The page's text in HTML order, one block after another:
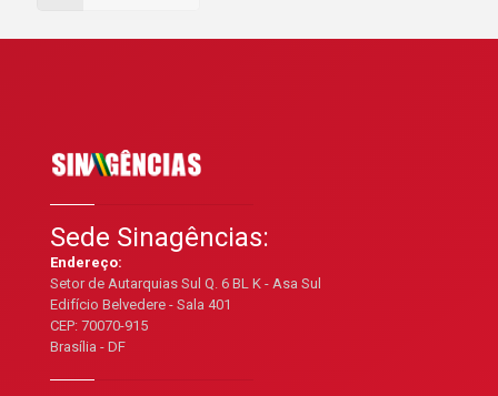
Sede Sinagências:
Endereço:
Setor de Autarquias Sul Q. 6 BL K - Asa Sul
Edifício Belvedere - Sala 401
CEP: 70070-915
Brasília - DF